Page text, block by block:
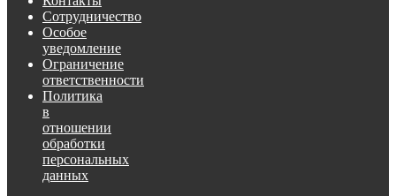
Сотрудничество
Особое
уведомление
Ограничение
ответственности
Политика
в
отношении
обработки
персональных
данных